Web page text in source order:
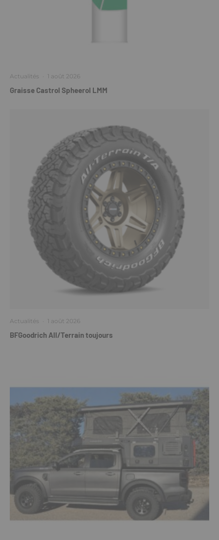
Actualités · 1 août 2026
Graisse Castrol Spheerol LMM
Actualités · 1 août 2026
BFGoodrich All/Terrain toujours